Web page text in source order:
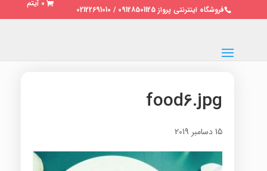
فروشگاه اینترنتی پرواز 09128501125 / 02122691010
0 آیتم
food6.jpg
15 دسامبر 2019